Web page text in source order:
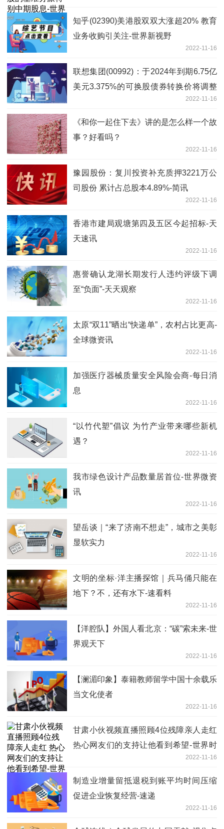
知乎(02390)美港股双双大涨超20% 教育
业务收购引关注-世界新视野
2022-11-16
联想集团(00992)：于2024年到期6.75亿
美元3.375%的可换股债券转换价将调整
2022-11-16
《和你一起住下去》讲的是怎么样一个故
事？好看吗？
2022-11-16
豫园股份：复川投资补充质押3221万公
司股份 累计占总股本4.89%-简讯
2022-11-16
香港市建局观塘第四及五区今起招标-天
天速讯
2022-11-16
惠誉确认龙湖长期发行人违约评级下调
至“负面”-天天观察
2022-11-16
太原“双11”晒出“快递单”，农村占比更高-
全球微资讯
2022-11-16
加强医疗器械质量安全风险会商-每日消
息
2022-11-16
“以竹代塑”倡议 为竹产业带来哪些新机
遇？
2022-11-16
我市绿色设计产品数量居首位-世界微资
讯
2022-11-16
望岳谈｜“来了济南不想走”，城市之美彰
显软实力
2022-11-16
文明的坐标·洋主播探馆｜兵马俑只能在
地下？不，还有水下-速看料
2022-11-16
【洋腔队】外国人看北京：“碳”索未来-世
界观天下
2022-11-16
【澜湄印象】泰籍教师留学中国十余载乐
当文化使者
2022-11-16
甘肃小伙视频直播照顾4位残障亲人走红
热心网友们的支持让他看到希望-世界时
2022-11-16
制造业增量留抵退税到账平均时间压缩
促进企业恢复经营-速递
2022-11-16